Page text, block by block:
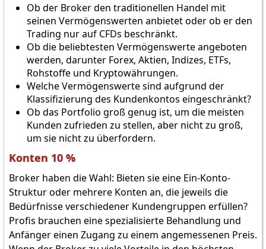
Ob der Broker den traditionellen Handel mit
seinen Vermögenswerten anbietet oder ob er den
Trading nur auf CFDs beschränkt.
Ob die beliebtesten Vermögenswerte angeboten
werden, darunter Forex, Aktien, Indizes, ETFs,
Rohstoffe und Kryptowährungen.
Welche Vermögenswerte sind aufgrund der
Klassifizierung des Kundenkontos eingeschränkt?
Ob das Portfolio groß genug ist, um die meisten
Kunden zufrieden zu stellen, aber nicht zu groß,
um sie nicht zu überfordern.
Konten 10 %
Broker haben die Wahl: Bieten sie eine Ein-Konto-
Struktur oder mehrere Konten an, die jeweils die
Bedürfnisse verschiedener Kundengruppen erfüllen?
Profis brauchen eine spezialisierte Behandlung und
Anfänger einen Zugang zu einem angemessenen Preis.